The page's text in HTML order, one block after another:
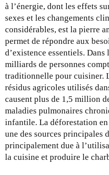
s
e
à
j
o
u
r
-
l
e
3
1
A
à l’énergie, dont les effets
sexes et les changements
considérables, est la pierre
permet de répondre aux
d’existence essentiels. Dans
milliards de personnes
traditionnelle pour cuisiner.
résidus agricoles utilisés
causent plus de 1,5 million
maladies pulmonaires
infantile. La déforestation
une des sources principales
principalement due à
la cuisine et produire le